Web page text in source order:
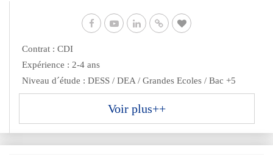
Contrat : CDI
Expérience : 2-4 ans
Niveau d´étude : DESS / DEA / Grandes Ecoles / Bac +5
Voir plus++